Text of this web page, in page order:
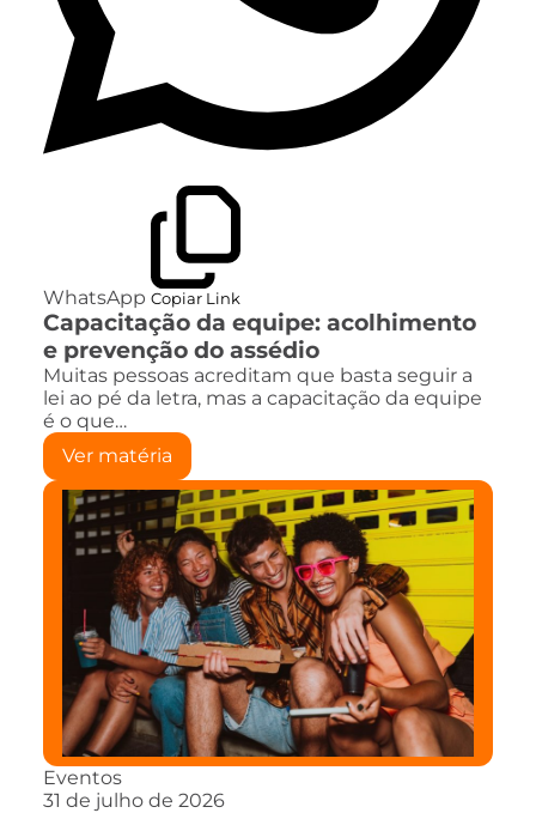
WhatsApp Copiar Link
Capacitação da equipe: acolhimento
e prevenção do assédio
Muitas pessoas acreditam que basta seguir a
lei ao pé da letra, mas a capacitação da equipe
é o que…
Ver matéria
Eventos
31 de julho de 2026